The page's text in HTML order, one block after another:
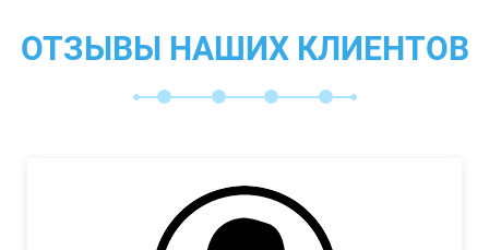
ОТЗЫВЫ НАШИХ КЛИЕНТОВ